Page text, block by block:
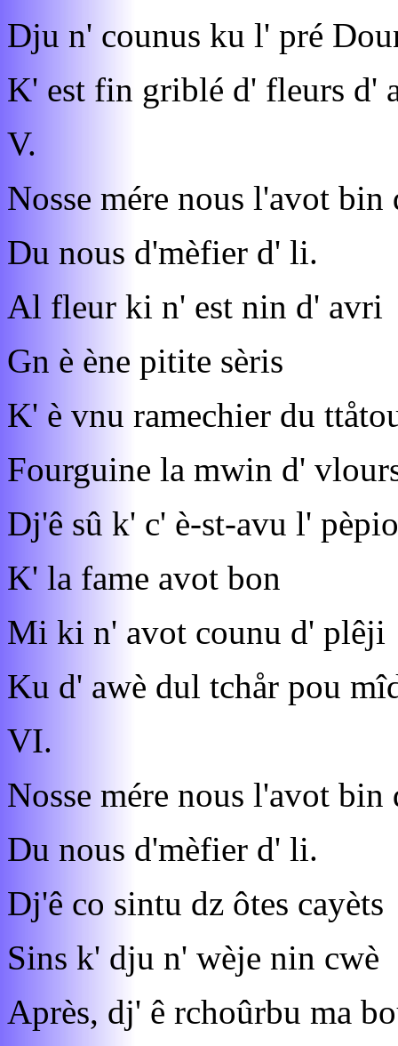
Dju n' counus ku l' pré
K' est fin griblé d' fleurs d'
V.
Nosse mére nous l'avot bin
Du nous d'mèfier d' li.
Al fleur ki n' est nin d' avri
Gn è ène pitite sèris
K' è vnu ramechier du
Fourguine la mwin d'
Dj'ê sû k' c' è-st-avu l'
K' la fame avot bon
Mi ki n' avot counu d' plêji
Ku d' awè dul tchår pou
VI.
Nosse mére nous l'avot bin
Du nous d'mèfier d' li.
Dj'ê co sintu dz ôtes cayèts
Sins k' dju n' wèje nin cwè
Après, dj' ê rchoûrbu ma